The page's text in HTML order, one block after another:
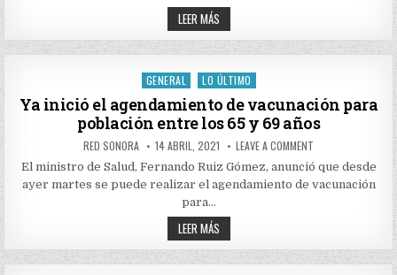
LEER MÁS“BENEFICIOS
DE
LAS
VACUNAS
SERÁN
MAYORES”
Posted
GENERAL LO ÚLTIMO
Ya inició el agendamiento de vacunación para
población entre los 65 y 69 años
AUTHOR:
RED SONORA PUBLISHED
DATE:
14 ABRIL, 2021 LEAVE A COMMENT
INICIÓ
AGENDAMIENTO
LOS
65
El ministro de Salud, Fernando Ruiz Gómez, anunció que desde
ayer martes se puede realizar el agendamiento de vacunación
para…
LEER MÁSYA
INICIÓ
EL
AGENDAMIENTO